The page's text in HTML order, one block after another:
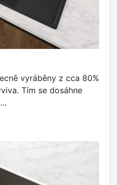
vyráběny z cca 80%
Tím se dosáhne